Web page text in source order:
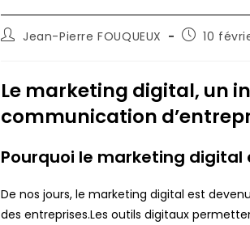
Auteur/autrice
publication :
Jean-Pierre FOUQUEUX
Publication
10
Le marketing digital, un
communication
Pourquoi le marketing
De nos jours, le marketing digital est
des entreprises.Les outils digitaux